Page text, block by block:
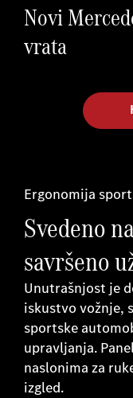
Novi
vrata
Ergonomija
Svedeno
savršeno
Unutrašnjost je
iskustvo vožnje,
sportske
upravljanja.
naslonima za
izgled.